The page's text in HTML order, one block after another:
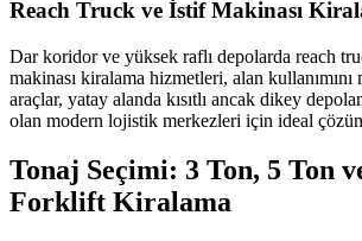
Reach Truck ve İstif Makinası
Dar koridor ve yüksek raflı depolarda reach
makinası kiralama hizmetleri, alan
araçlar, yatay alanda kısıtlı ancak dikey
olan modern lojistik merkezleri için ideal
Tonaj Seçimi: 3 Ton, 5 Ton
Forklift Kiralama